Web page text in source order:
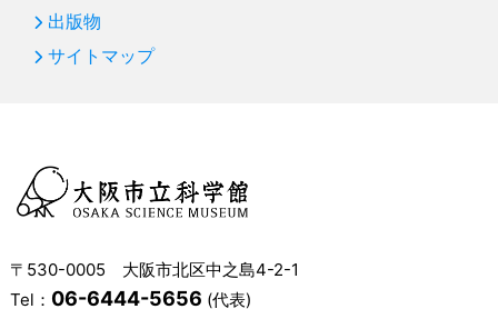
出版物
サイトマップ
〒530-0005 大阪市北区中之島4-2-1
Tel： 06-6444-5656 (代表)